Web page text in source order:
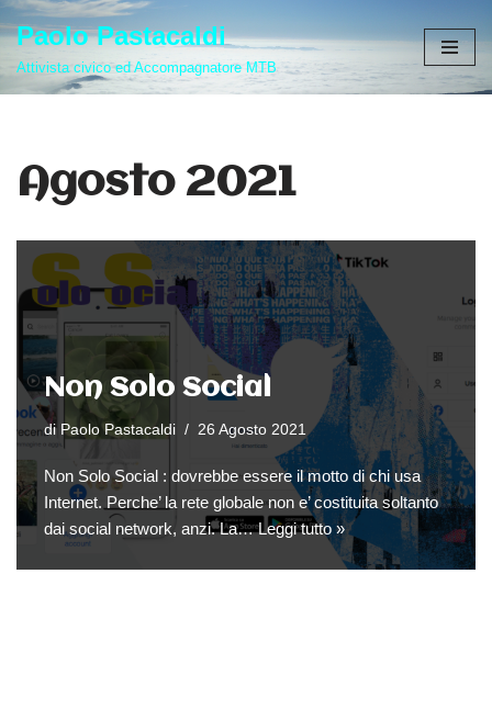
Vai
Paolo Pastacaldi
Attivista civico ed Accompagnatore MTB
Agosto 2021
Non Solo Social
di Paolo Pastacaldi 26 Agosto 2021
Non Solo Social : dovrebbe essere il motto di chi usa
Internet. Perche’ la rete globale non e’ costituita soltanto
dai social network, anzi. La…Leggi tutto »